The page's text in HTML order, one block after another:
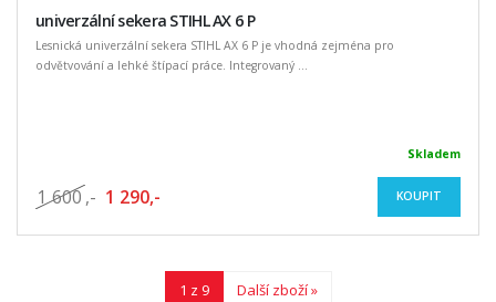
univerzální sekera STIHL AX 6 P
Lesnická univerzální sekera STIHL AX 6 P je vhodná zejména pro
odvětvování a lehké štípací práce. Integrovaný ...
Skladem
1 600 ,- 1 290,- KOUPIT
1 z 9 Další zboží »